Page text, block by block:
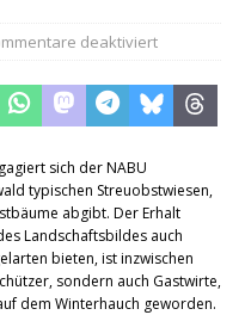
deaktiviert
sich der NABU
typischen Streuobstwiesen,
abgibt. Der Erhalt
Landschaftsbildes auch
bieten, ist inzwischen
sondern auch Gastwirte,
dem Winterhauch geworden.